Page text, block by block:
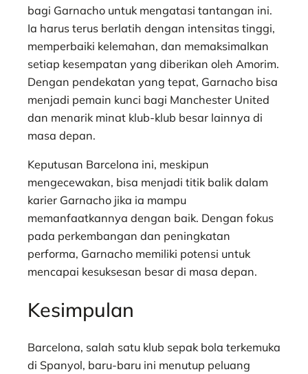
bagi Garnacho untuk mengatasi tantangan ini.
Ia harus terus berlatih dengan intensitas tinggi,
memperbaiki kelemahan, dan memaksimalkan
setiap kesempatan yang diberikan oleh Amorim.
Dengan pendekatan yang tepat, Garnacho bisa
menjadi pemain kunci bagi Manchester United
dan menarik minat klub-klub besar lainnya di
masa depan.
Keputusan Barcelona ini, meskipun
mengecewakan, bisa menjadi titik balik dalam
karier Garnacho jika ia mampu
memanfaatkannya dengan baik. Dengan fokus
pada perkembangan dan peningkatan
performa, Garnacho memiliki potensi untuk
mencapai kesuksesan besar di masa depan.
Kesimpulan
Barcelona, salah satu klub sepak bola terkemuka
di Spanyol, baru-baru ini menutup peluang